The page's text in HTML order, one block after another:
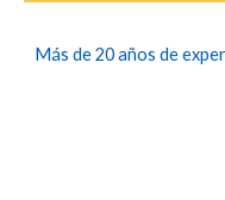
Más de 20 años de